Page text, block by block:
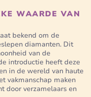
WAARDE VAN
bekend om de
diamanten. Dit
van de
introductie heeft deze
in de wereld van haute
vakmanschap maken
door verzamelaars en